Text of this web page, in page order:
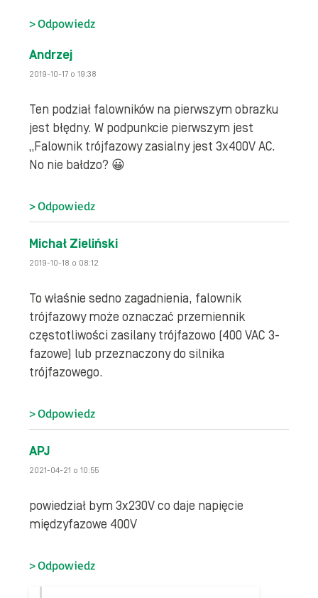
Odpowiedz
Andrzej
2019-10-17 o 19:38
Ten podział falowników na pierwszym obrazku
jest błędny. W podpunkcie pierwszym jest
„Falownik trójfazowy zasialny jest 3x400V AC.
No nie bałdzo? 😀
Odpowiedz
Michał Zieliński
2019-10-18 o 08:12
To właśnie sedno zagadnienia, falownik
trójfazowy może oznaczać przemiennik
częstotliwości zasilany trójfazowo (400 VAC 3-
fazowe) lub przeznaczony do silnika
trójfazowego.
Odpowiedz
APJ
2021-04-21 o 10:55
powiedział bym 3x230V co daje napięcie
międzyfazowe 400V
Odpowiedz